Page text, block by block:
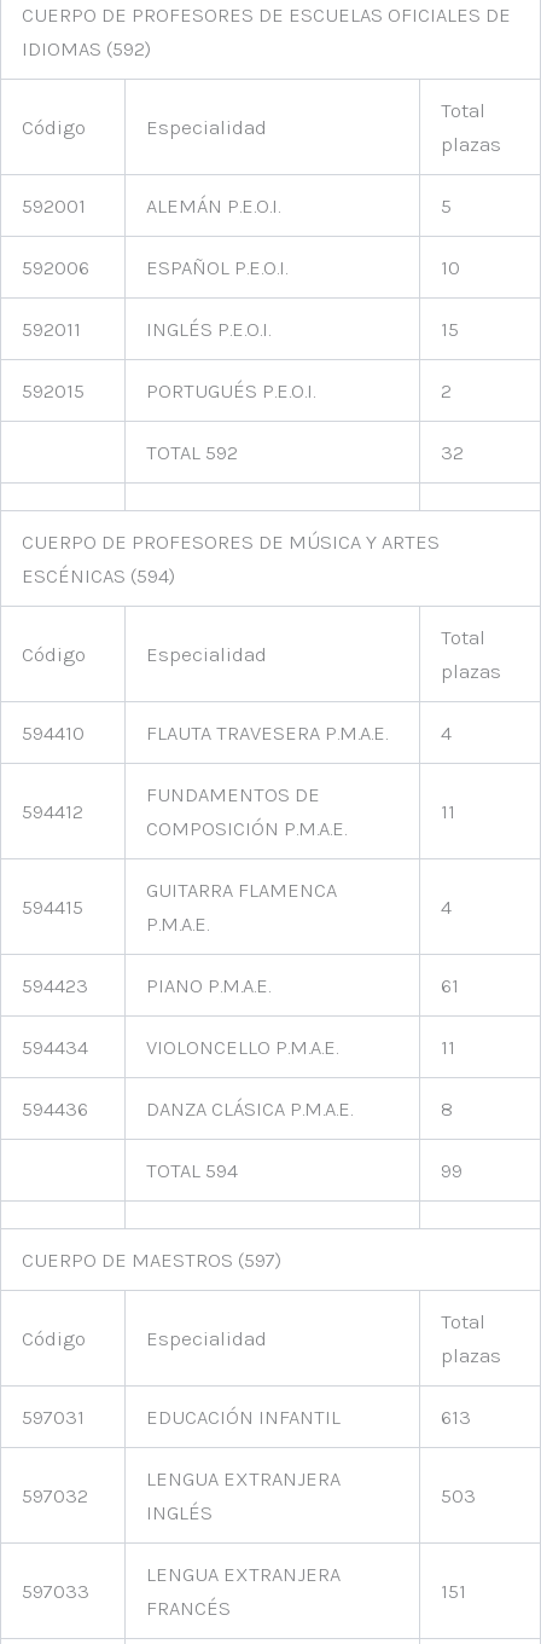
CUERPO DE PROFESORES DE ESCUELAS OFICIALES DE
IDIOMAS (592)
Código Especialidad
Total
plazas
592001 ALEMÁN P.E.O.I. 5
592006 ESPAÑOL P.E.O.I. 10
592011 INGLÉS P.E.O.I. 15
592015 PORTUGUÉS P.E.O.I. 2
TOTAL 592 32
CUERPO DE PROFESORES DE MÚSICA Y ARTES
ESCÉNICAS (594)
Código Especialidad
Total
plazas
594410 FLAUTA TRAVESERA P.M.A.E. 4
594412
FUNDAMENTOS DE
COMPOSICIÓN P.M.A.E.
11
594415
GUITARRA FLAMENCA
P.M.A.E.
4
594423 PIANO P.M.A.E. 61
594434 VIOLONCELLO P.M.A.E. 11
594436 DANZA CLÁSICA P.M.A.E. 8
TOTAL 594 99
CUERPO DE MAESTROS (597)
Código Especialidad
Total
plazas
597031 EDUCACIÓN INFANTIL 613
597032
LENGUA EXTRANJERA
INGLÉS
503
597033
LENGUA EXTRANJERA
FRANCÉS
151